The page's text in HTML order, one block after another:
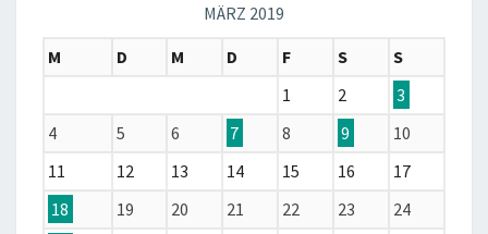
MÄRZ 2019
M
D M D F S
S
1
2
3
4
5 6 7 8 9
10
11
12 13 14 15 16
17
18
19 20 21 22 23
24